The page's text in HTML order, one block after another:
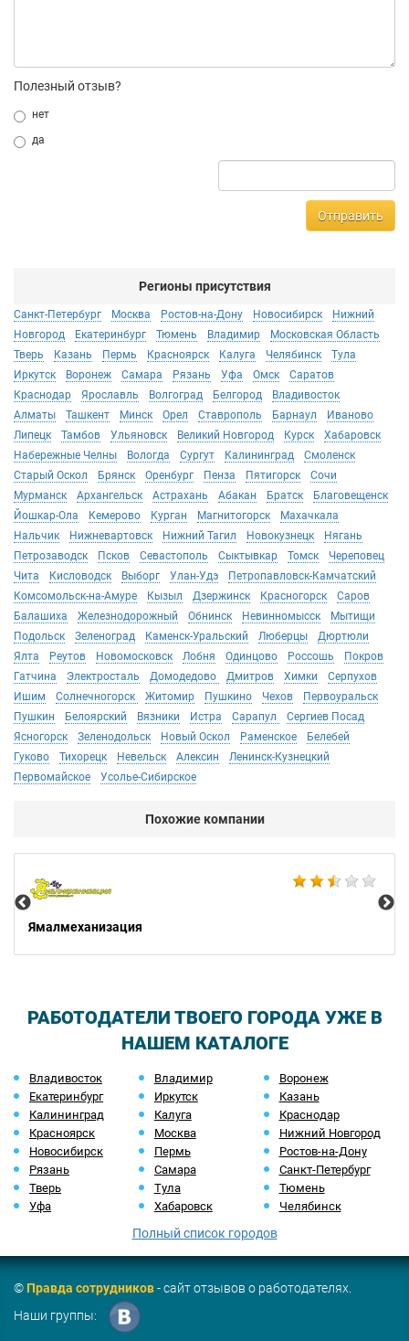
Полезный отзыв?
нет
да
Отправить
Регионы присутствия
Санкт-Петербург Москва Ростов-на-Дону Новосибирск
Нижний
Новгород
Екатеринбург Тюмень Владимир
Московская Область
Тверь
Казань Пермь Красноярск Калуга Челябинск
Тула
Иркутск
Воронеж Самара Рязань Уфа Омск
Саратов
Краснодар
Ярославль Волгоград Белгород
Владивосток
Алматы
Ташкент Минск Орел Ставрополь Барнаул
Иваново
Липецк
Тамбов Ульяновск Великий Новгород Курск
Хабаровск
Набережные Челны
Вологда Сургут Калининград
Смоленск
Старый Оскол
Брянск Оренбург Пенза Пятигорск
Сочи
Мурманск
Архангельск Астрахань Абакан Братск
Благовещенск
Йошкар-Ола
Кемерово Курган Магнитогорск
Махачкала
Нальчик
Нижневартовск Нижний Тагил Новокузнецк
Нягань
Петрозаводск
Псков Севастополь Сыктывкар Томск
Череповец
Чита
Кисловодск Выборг Улан-Удэ
Петропавловск-Камчатский
Комсомольск-на-Амуре
Кызыл Дзержинск Красногорск
Саров
Балашиха
Железнодорожный Обнинск Невинномысск
Мытищи
Подольск
Зеленоград Каменск-Уральский Люберцы
Дюртюли
Ялта
Реутов Новомосковск Лобня Одинцово Россошь
Покров
Гатчина
Электросталь Домодедово Дмитров Химки
Серпухов
Ишим
Солнечногорск Житомир Пушкино Чехов
Первоуральск
Пушкин
Белоярский Вязники Истра Сарапул
Сергиев Посад
Ясногорск
Зеленодольск Новый Оскол Раменское
Белебей
Гуково
Тихорецк Невельск Алексин
Ленинск-Кузнецкий
Первомайское
Усолье-Сибирское
Похожие компании
Ямалмеханизация
РАБОТОДАТЕЛИ ТВОЕГО ГОРОДА УЖЕ В
НАШЕМ КАТАЛОГЕ
Владивосток Владимир
Воронеж
Екатеринбург
Иркутск
Казань
Калининград
Калуга
Краснодар
Красноярск
Москва
Нижний Новгород
Новосибирск
Пермь
Ростов-на-Дону
Рязань
Самара
Санкт-Петербург
Тверь
Тула
Тюмень
Уфа
Хабаровск Челябинск
Полный список городов
©Правда сотрудников- сайт отзывов о работодателях.
Наши группы: